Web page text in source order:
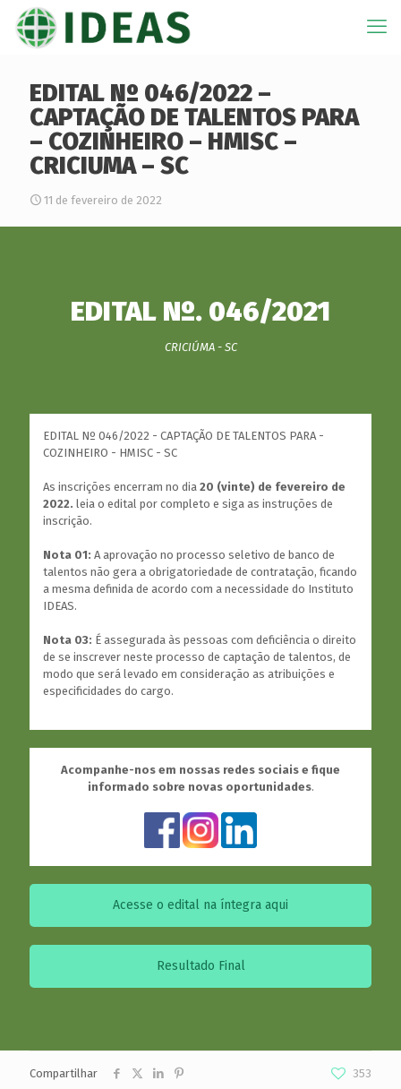
EDITAL Nº 046/2022 –
CAPTAÇÃO DE TALENTOS PARA
– COZINHEIRO – HMISC –
CRICIUMA – SC
11 de fevereiro de 2022
EDITAL Nº. 046/2021
CRICIÚMA - SC
EDITAL Nº 046/2022 - CAPTAÇÃO DE TALENTOS PARA -
COZINHEIRO - HMISC - SC
As inscrições encerram no dia 20 (vinte) de fevereiro de
2022. leia o edital por completo e siga as instruções de
inscrição.
Nota 01: A aprovação no processo seletivo de banco de
talentos não gera a obrigatoriedade de contratação, ficando
a mesma definida de acordo com a necessidade do Instituto
IDEAS.
Nota 03: É assegurada às pessoas com deficiência o direito
de se inscrever neste processo de captação de talentos, de
modo que será levado em consideração as atribuições e
especificidades do cargo.
Acompanhe-nos em nossas redes sociais e fique
informado sobre novas oportunidades.
Acesse o edital na íntegra aqui
Resultado Final
Compartilhar 353